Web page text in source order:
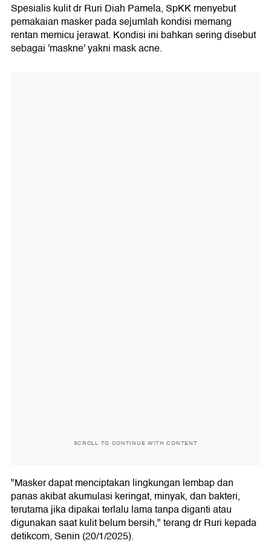
Spesialis kulit dr Ruri Diah Pamela, SpKK menyebut
pemakaian masker pada sejumlah kondisi memang
rentan memicu jerawat. Kondisi ini bahkan sering disebut
sebagai 'maskne' yakni mask acne.
SCROLL TO CONTINUE WITH CONTENT
"Masker dapat menciptakan lingkungan lembap dan
panas akibat akumulasi keringat, minyak, dan bakteri,
terutama jika dipakai terlalu lama tanpa diganti atau
digunakan saat kulit belum bersih," terang dr Ruri kepada
detikcom, Senin (20/1/2025).